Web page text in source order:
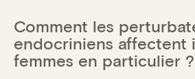
Comment les
endocriniens affectent
femmes en particulier ?